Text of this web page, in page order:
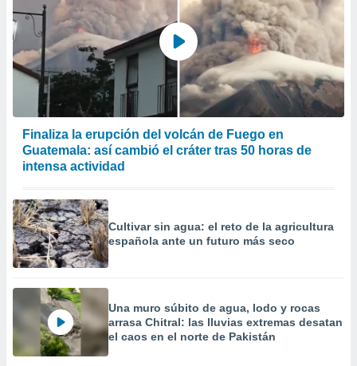
Finaliza la erupción del volcán de Fuego en
Guatemala: así cambió el cráter tras 50 horas de
intensa actividad
Cultivar sin agua: el reto de la agricultura
española ante un futuro más seco
Una muro súbito de agua, lodo y rocas
arrasa Chitral: las lluvias extremas desatan
el caos en el norte de Pakistán